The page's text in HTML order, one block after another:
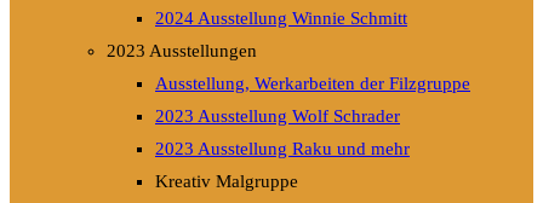
2024 Ausstellung Winnie Schmitt
2023 Ausstellungen
Ausstellung, Werkarbeiten der Filzgruppe
2023 Ausstellung Wolf Schrader
2023 Ausstellung Raku und mehr
Kreativ Malgruppe